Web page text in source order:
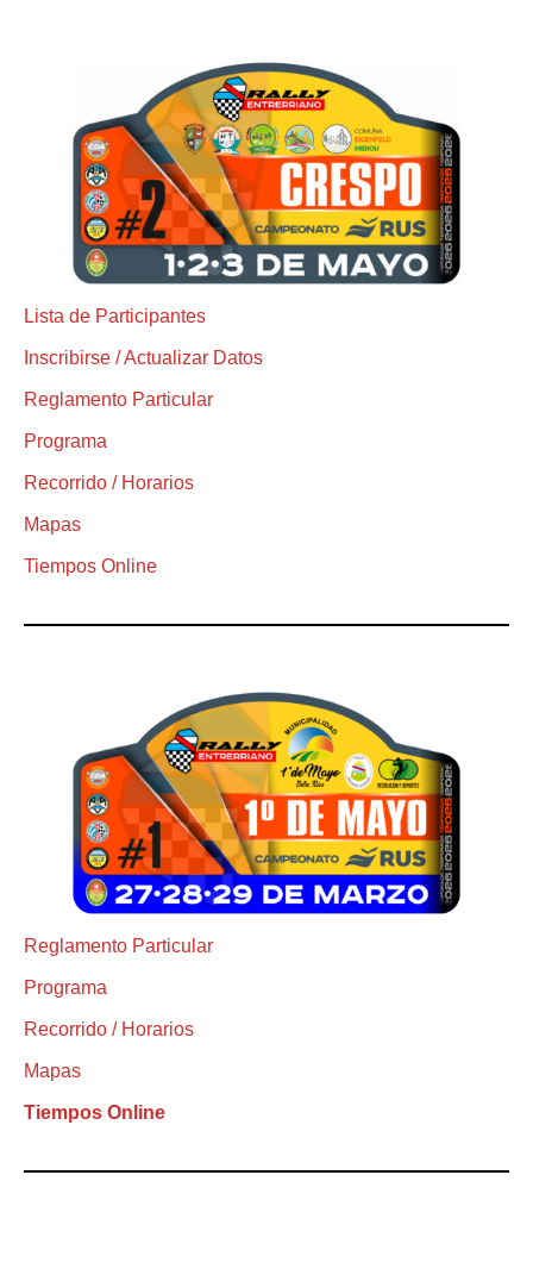
Lista de Participantes
Inscribirse / Actualizar Datos
Reglamento Particular
Programa
Recorrido / Horarios
Mapas
Tiempos Online
Reglamento Particular
Programa
Recorrido / Horarios
Mapas
Tiempos Online